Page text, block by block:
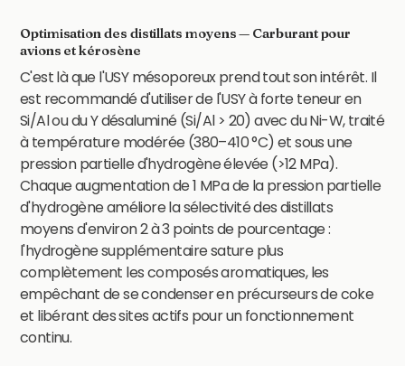
Optimisation des distillats moyens — Carburant pour
avions et kérosène
C'est là que l'USY mésoporeux prend tout son intérêt. Il
est recommandé d'utiliser de l'USY à forte teneur en
Si/Al ou du Y désaluminé (Si/Al > 20) avec du Ni-W, traité
à température modérée (380–410 °C) et sous une
pression partielle d'hydrogène élevée (>12 MPa).
Chaque augmentation de 1 MPa de la pression partielle
d'hydrogène améliore la sélectivité des distillats
moyens d'environ 2 à 3 points de pourcentage :
l'hydrogène supplémentaire sature plus
complètement les composés aromatiques, les
empêchant de se condenser en précurseurs de coke
et libérant des sites actifs pour un fonctionnement
continu.